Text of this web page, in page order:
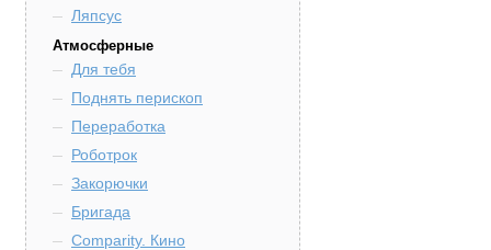
Ляпсус
Атмосферные
Для тебя
Поднять перископ
Переработка
Роботрок
Закорючки
Бригада
Comparity. Кино